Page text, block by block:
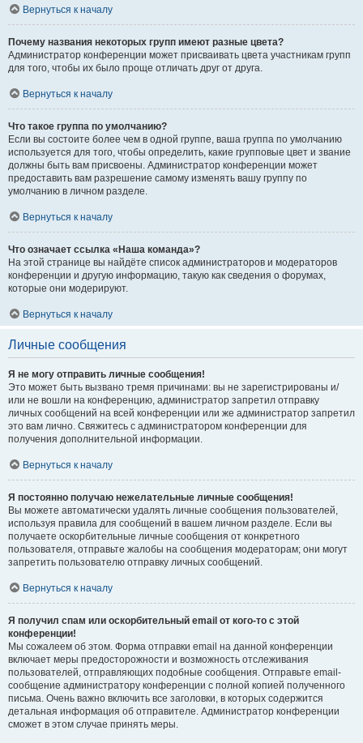
Вернуться к началу
Почему названия некоторых групп имеют разные цвета?
Администратор конференции может присваивать цвета участникам групп
для того, чтобы их было проще отличать друг от друга.
Вернуться к началу
Что такое группа по умолчанию?
Если вы состоите более чем в одной группе, ваша группа по умолчанию
используется для того, чтобы определить, какие групповые цвет и звание
должны быть вам присвоены. Администратор конференции может
предоставить вам разрешение самому изменять вашу группу по
умолчанию в личном разделе.
Вернуться к началу
Что означает ссылка «Наша команда»?
На этой странице вы найдёте список администраторов и модераторов
конференции и другую информацию, такую как сведения о форумах,
которые они модерируют.
Вернуться к началу
Личные сообщения
Я не могу отправить личные сообщения!
Это может быть вызвано тремя причинами: вы не зарегистрированы и/
или не вошли на конференцию, администратор запретил отправку
личных сообщений на всей конференции или же администратор запретил
это вам лично. Свяжитесь с администратором конференции для
получения дополнительной информации.
Вернуться к началу
Я постоянно получаю нежелательные личные сообщения!
Вы можете автоматически удалять личные сообщения пользователей,
используя правила для сообщений в вашем личном разделе. Если вы
получаете оскорбительные личные сообщения от конкретного
пользователя, отправьте жалобы на сообщения модераторам; они могут
запретить пользователю отправку личных сообщений.
Вернуться к началу
Я получил спам или оскорбительный email от кого-то с этой
конференции!
Мы сожалеем об этом. Форма отправки email на данной конференции
включает меры предосторожности и возможность отслеживания
пользователей, отправляющих подобные сообщения. Отправьте email-
сообщение администратору конференции с полной копией полученного
письма. Очень важно включить все заголовки, в которых содержится
детальная информация об отправителе. Администратор конференции
сможет в этом случае принять меры.